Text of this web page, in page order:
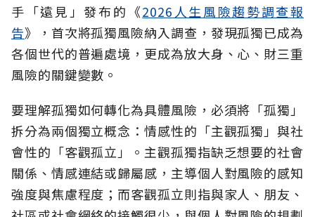
手「遠見」發布的《2026人生風險趨勢調查報
告》，首次將孤獨風險納入調查，發現孤獨已成為
各個世代的普遍處境，更成為放大身、心、財三重
風險的關鍵變數。
要理解孤獨如何轉化為具體風險，必須將「孤獨」
拆分為兩個獨立概念：情感性的「主觀孤獨」與社
會性的「客觀孤立」。主觀孤獨指缺乏想要的社會
關係、情感連結或歸屬感，主導個人對風險的感知
強度與焦慮程度；而客觀孤立則指與家人、朋友、